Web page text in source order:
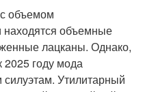
объемом
находятся объемные
лацканы. Однако,
2025 году мода
Утилитарный